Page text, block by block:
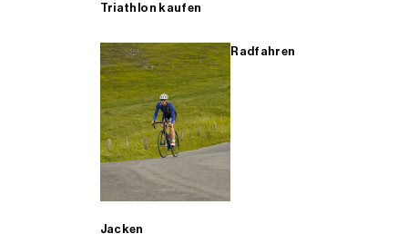
Triathlon kaufen
Radfahren
Jacken